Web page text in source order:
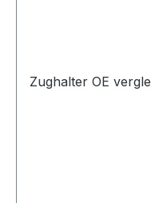
Zughalter OE